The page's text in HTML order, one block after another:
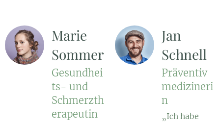
Marie
Sommer
Gesundhei
ts- und
Schmerzth
erapeutin
Jan
Schnell
Präventiv
medizineri
n
„Ich habe